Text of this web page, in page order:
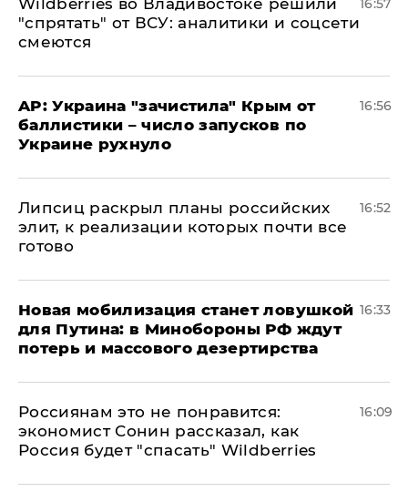
Wildberries во Владивостоке решили
"спрятать" от ВСУ: аналитики и соцсети
смеются
16:57
AP: Украина "зачистила" Крым от
баллистики – число запусков по
Украине рухнуло
16:56
Липсиц раскрыл планы российских
элит, к реализации которых почти все
готово
16:52
​Новая мобилизация станет ловушкой
для Путина: в Минобороны РФ ждут
потерь и массового дезертирства
16:33
Россиянам это не понравится:
экономист Сонин рассказал, как
Россия будет "спасать" Wildberries
16:09